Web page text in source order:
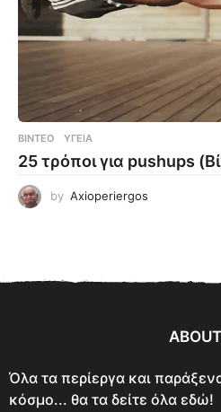
ΒΊΝΤΕΟ ΥΓΕΊΑ
25 τρόποι για pushups
by Axioperiergos
Όλα τα περίεργα και
κόσμο... θα τα δείτε όλα εδώ!